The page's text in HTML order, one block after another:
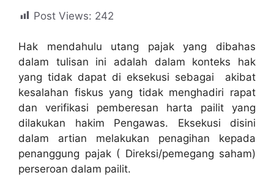
Post Views: 242
Hak mendahulu utang pajak yang dibahas
dalam tulisan ini adalah dalam konteks hak
yang tidak dapat di eksekusi sebagai akibat
kesalahan fiskus yang tidak menghadiri rapat
dan verifikasi pemberesan harta pailit yang
dilakukan hakim Pengawas. Eksekusi disini
dalam artian melakukan penagihan kepada
penanggung pajak ( Direksi/pemegang saham)
perseroan dalam pailit.